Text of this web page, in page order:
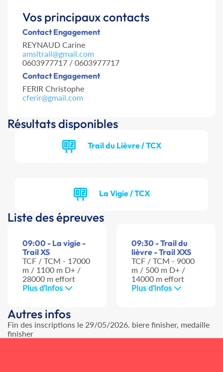
Vos principaux contacts
Contact Engagement
REYNAUD Carine
amsltrail@gmail.com
0603977717 / 0603977717
Contact Engagement
FERIR Christophe
cferir@gmail.com
Résultats disponibles
Trail du Lièvre / TCX
La Vigie / TCX
Liste des épreuves
09:00 - La vigie -
Trail XS
TCF / TCM - 17000
m / 1100 m D+ /
28000 m effort
Plus d'infos
09:30 - Trail du
lièvre - Trail XXS
TCF / TCM - 9000
m / 500 m D+ /
14000 m effort
Plus d'infos
Autres infos
Fin des inscriptions le 29/05/2026. biere finisher, medaille
finisher